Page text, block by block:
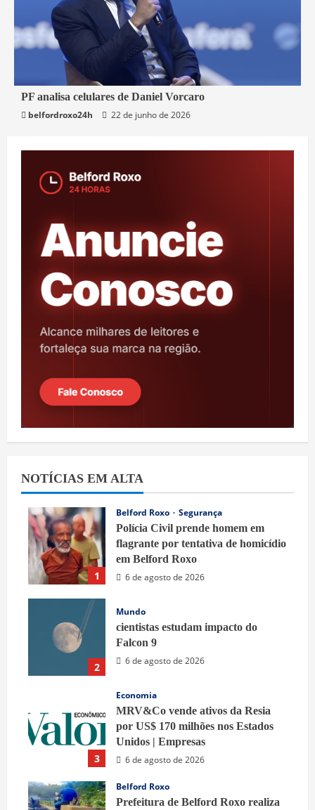
3 min read
Brasil
PF analisa celulares de Daniel Vorcaro
belfordroxo24h
22 de junho de 2026
NOTÍCIAS EM ALTA
1
Belford Roxo
Segurança
Polícia Civil prende homem em
flagrante por tentativa de homicídio
em Belford Roxo
6 de agosto de 2026
2
Mundo
cientistas estudam impacto do
Falcon 9
6 de agosto de 2026
3
Economia
MRV&Co vende ativos da Resia
por US$ 170 milhões nos Estados
Unidos | Empresas
6 de agosto de 2026
Belford Roxo
Prefeitura de Belford Roxo realiza